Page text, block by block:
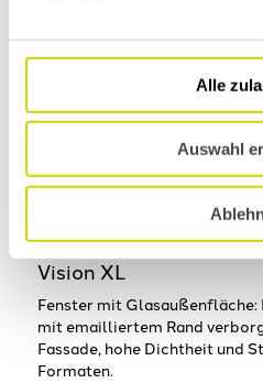
Alle
Auswahl
Vision XL
Fenster mit
mit emailliertem Rand
Fassade, hohe Dichtheit und
Formaten.